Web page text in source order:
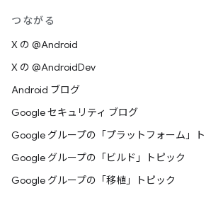
つながる
X の @Android
X の @AndroidDev
Android ブログ
Google セキュリティ ブログ
Google グループの「プラットフォーム」
Google グループの「ビルド」トピック
Google グループの「移植」トピック